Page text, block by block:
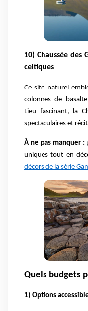
10) Chaussée des
celtiques
Ce site naturel
colonnes de
Lieu fascinant, la
spectaculaires et
À ne pas manquer :
uniques tout en
décors de la série
Quels budgets
1) Options